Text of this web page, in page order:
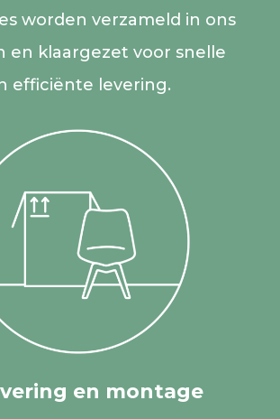
worden verzameld in ons
en klaargezet voor snelle
efficiënte levering.
en montage